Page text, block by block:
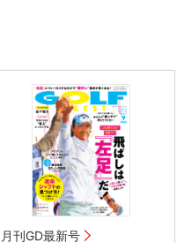
月刊GD最新号